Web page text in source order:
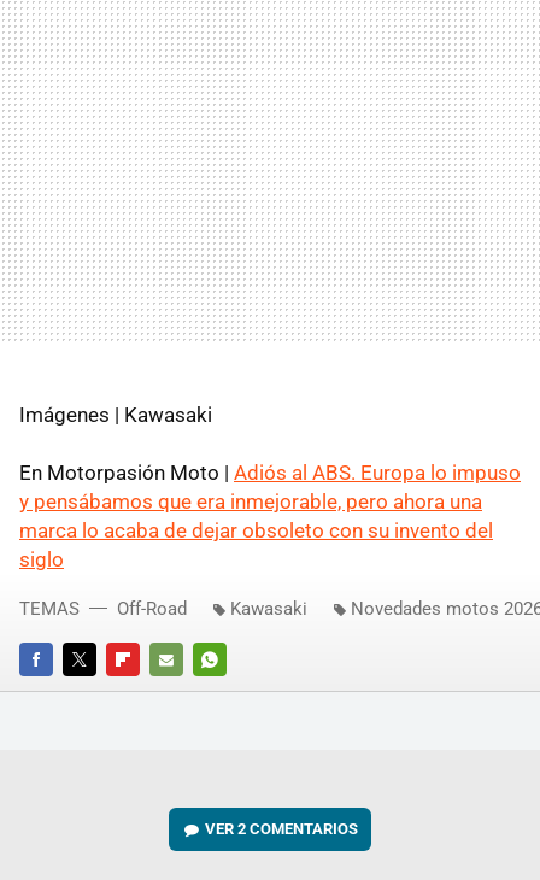
Imágenes | Kawasaki
En Motorpasión Moto | Adiós al ABS. Europa lo impuso
y pensábamos que era inmejorable, pero ahora una
marca lo acaba de dejar obsoleto con su invento del
siglo
FACEBOOKTWITTERFLIPBOARD
E-
WHATSAPP
TEMAS Off-Road Kawasaki Novedades motos
VER2 COMENTARIOS